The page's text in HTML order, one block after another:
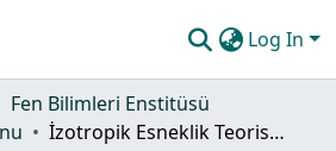
Log In
Fen Bilimleri Enstitüsü
İzotropik Esneklik Teorisinde Faz Sınırı Yakınında Periyodik Yerdeğiştirme ve Zor Alanları